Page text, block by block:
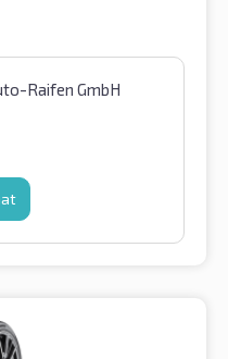
Raifen GmbH